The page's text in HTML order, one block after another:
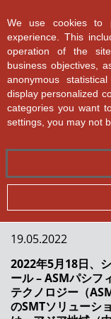
✕ Back
全て
SiPのため
SMT製造
Dr. Martin
ASMPT チ
アジア
体制強
19.05.2022
2022年5月18日、
ール – ASMパシフ
テクノロジー（
のSMTソリューシ
We use cookies to
experience. This
operation of the
business objectives,
anonymous
display personalized
categories you want
settings, you may not